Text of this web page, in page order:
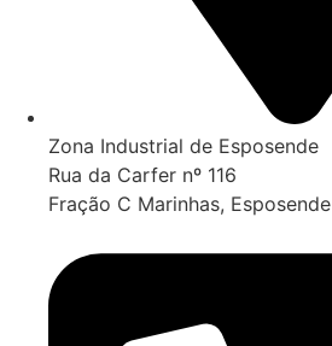
Zona Industrial de Esposende
Rua da Carfer nº 116
Fração C Marinhas, Esposende